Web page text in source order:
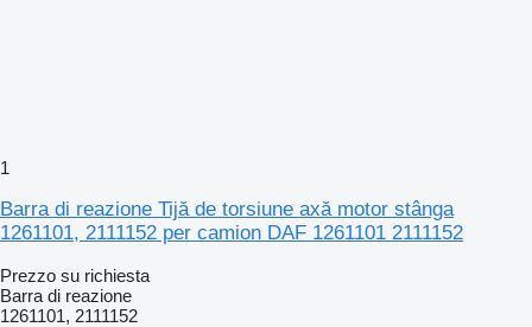
1
Barra di reazione Tijă de torsiune axă motor stânga
1261101, 2111152 per camion DAF 1261101 2111152
Prezzo su richiesta
Barra di reazione
1261101, 2111152